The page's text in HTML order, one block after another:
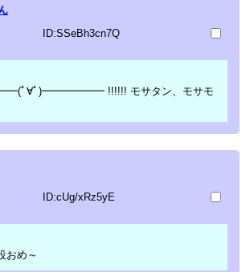
ID:SSeBh3cn7Q
ﾟ∀ﾟ)━━━━━━ !!!!!! モサタン、モサモ
ID:cUg/xRz5yE
おめ～